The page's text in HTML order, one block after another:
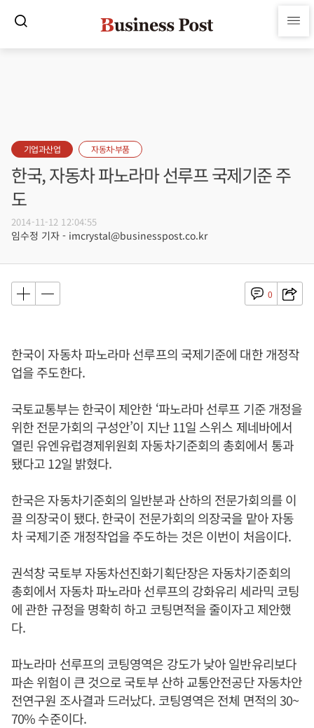
기업과산업 자동차·부품
한국, 자동차 파노라마 선루프 국제기준 주
도
2014-11-12 12:04:55
임수정 기자 - imcrystal@businesspost.co.kr
0
한국이 자동차 파노라마 선루프의 국제기준에 대한 개정작
업을 주도한다.
국토교통부는 한국이 제안한 ‘파노라마 선루프 기준 개정을
위한 전문가회의 구성안’이 지난 11일 스위스 제네바에서
열린 유엔유럽경제위원회 자동차기준회의 총회에서 통과
됐다고 12일 밝혔다.
한국은 자동차기준회의 일반분과 산하의 전문가회의를 이
끌 의장국이 됐다. 한국이 전문가회의 의장국을 맡아 자동
차 국제기준 개정작업을 주도하는 것은 이번이 처음이다.
권석창 국토부 자동차선진화기획단장은 자동차기준회의
총회에서 자동차 파노라마 선루프의 강화유리 세라믹 코팅
에 관한 규정을 명확히 하고 코팅면적을 줄이자고 제안했
다.
파노라마 선루프의 코팅영역은 강도가 낮아 일반유리보다
파손 위험이 큰 것으로 국토부 산하 교통안전공단 자동차안
전연구원 조사결과 드러났다. 코팅영역은 전체 면적의 30~
70% 수준이다.